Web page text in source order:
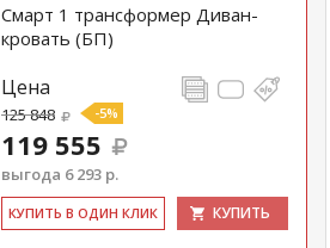
Смарт 1 трансформер Диван-
кровать (БП)
Цена
125 848 -5%
119 555
выгода 6 293 р.
КУ­ПИТЬ В ОДИН КЛИК КУПИТЬ